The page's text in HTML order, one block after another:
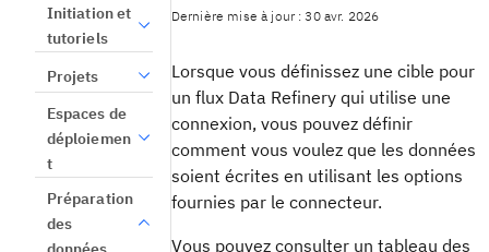
Initiation et
tutoriels
Projets
Espaces de
déploiemen
t
Préparation
des
Dernière mise à jour : 30 avr. 2026
Lorsque vous définissez une cible pour
un flux Data Refinery qui utilise une
connexion, vous pouvez définir
comment vous voulez que les données
soient écrites en utilisant les options
fournies par le connecteur.
Vous pouvez consulter un tableau des